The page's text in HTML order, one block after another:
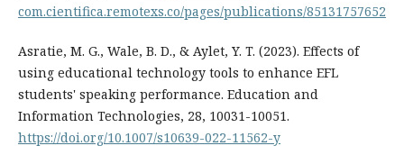
com.cientifica.remotexs.co/pages/publications/85131757652
Asratie, M. G., Wale, B. D., & Aylet, Y. T. (2023). Effects of
using educational technology tools to enhance EFL
students' speaking performance. Education and
Information Technologies, 28, 10031-10051.
https://doi.org/10.1007/s10639-022-11562-y